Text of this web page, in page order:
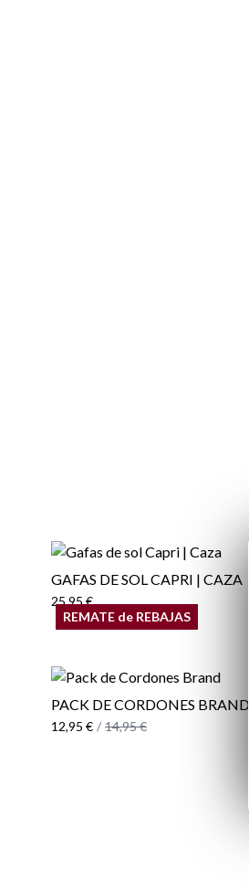
GAFAS DE SOL CAPRI | CAZA
25,95 €
REMATE de REBAJAS
PACK DE CORDONES BRAND
12,95 € / 14,95 €